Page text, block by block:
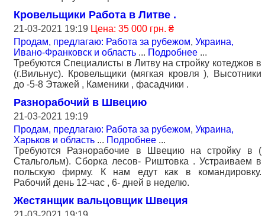
Кровельщики Работа в Литве .
21-03-2021 19:19 Цена: 35 000 грн. ₴
Продам, предлагаю: Работа за рубежом, Украина,
Ивано-Франковск и область ... Подробнее ...
Требуются Специалисты в Литву на стройку котеджов в
(г.Вильнус). Кровельщики (мягкая кровля ), Высотники
до -5-8 Этажей , Каменики , фасадчики .
Разнорабочий в Швецию
21-03-2021 19:19
Продам, предлагаю: Работа за рубежом, Украина,
Харьков и область ... Подробнее ...
Требуются Разнорабочие в Швецию на стройку в (
Стальгольм). Сборка лесов- Риштовка . Устраиваем в
польскую фирму. К нам едут как в командировку.
Рабочий день 12-час , 6- дней в неделю.
Жестянщик вальцовщик Швеция